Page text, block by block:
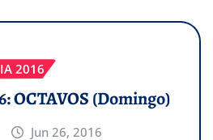
2016
OCTAVOS (Domingo)
Jun 26, 2016